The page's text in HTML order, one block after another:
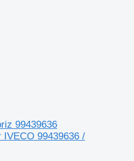
99439636
99439636 /